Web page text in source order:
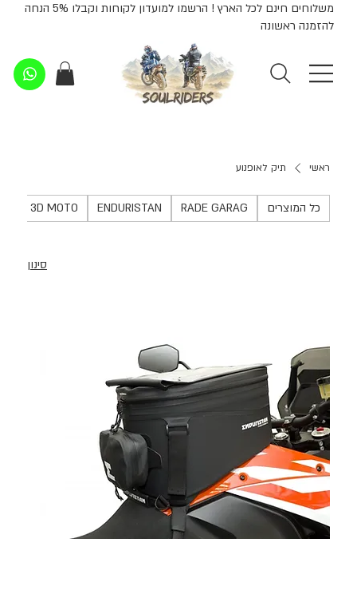
משלוחים חינם לכל הארץ ! הרשמו למועדון לקוחות וקבלו 5% הנחה
להזמנה ראשונה
ראשי תיק לאופנוע
כל המוצרים RADE GARAG
ENDURISTAN
3D MOTO
סינון